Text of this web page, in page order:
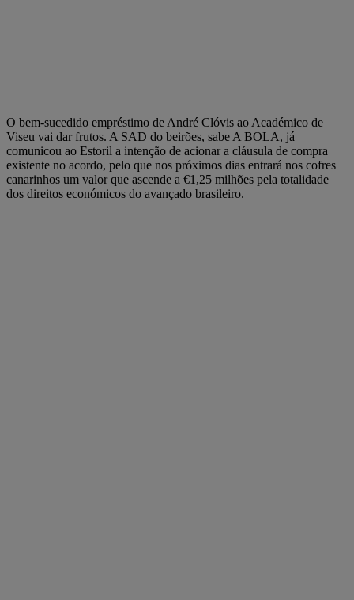
O bem-sucedido empréstimo de André Clóvis ao Académico de
Viseu vai dar frutos. A SAD do beirões, sabe A BOLA, já
comunicou ao Estoril a intenção de acionar a cláusula de compra
existente no acordo, pelo que nos próximos dias entrará nos cofres
canarinhos um valor que ascende a €1,25 milhões pela totalidade
dos direitos económicos do avançado brasileiro.